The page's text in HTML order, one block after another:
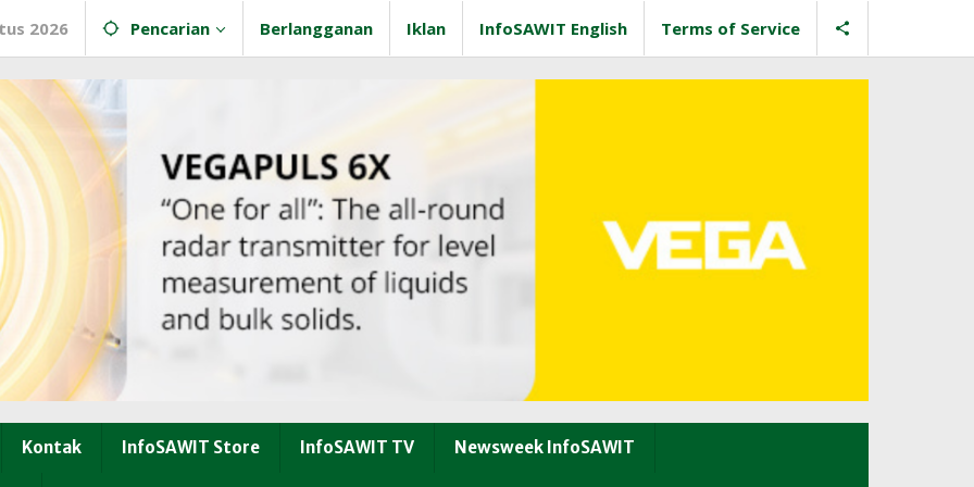
2026 Pencarian Berlangganan Iklan InfoSAWIT English Terms of Service
Kontak InfoSAWIT Store InfoSAWIT TV Newsweek InfoSAWIT